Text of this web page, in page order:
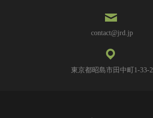
contact@jrd.jp
東京都昭島市田中町1-33-2